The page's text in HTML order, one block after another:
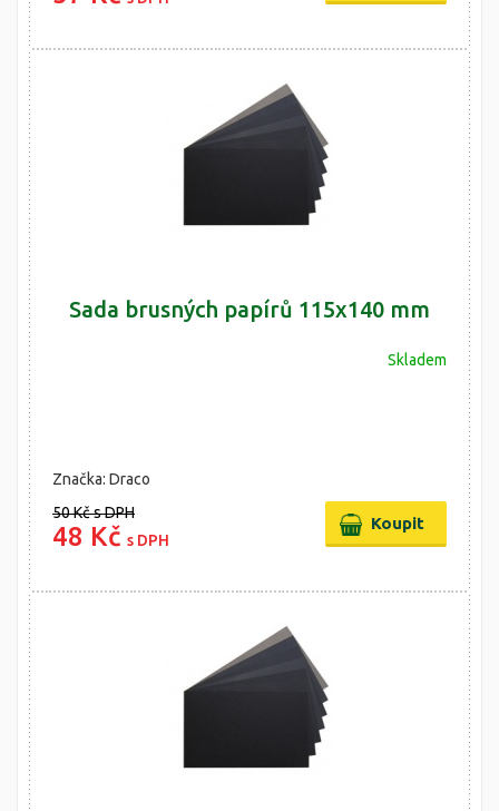
Sada brusných papírů 115x140 mm
Skladem
Značka: Draco
50 Kčs DPH
48 Kč s DPH